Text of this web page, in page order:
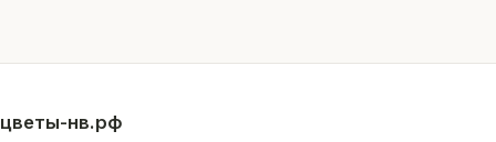
цветы-нв.рф